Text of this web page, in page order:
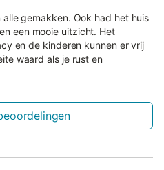
gemakken. Ook had het huis
een mooie uitzicht. Het
en de kinderen kunnen er vrij
waard als je rust en